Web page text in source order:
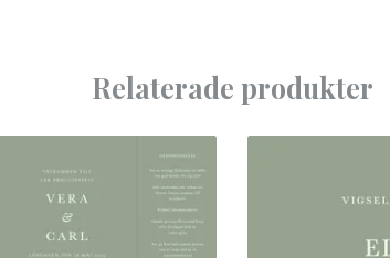
Relaterade produkter